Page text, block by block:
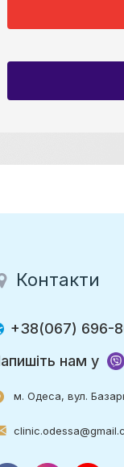
Контакти
+38(067) 696-
нам у
м. Одеса, вул.